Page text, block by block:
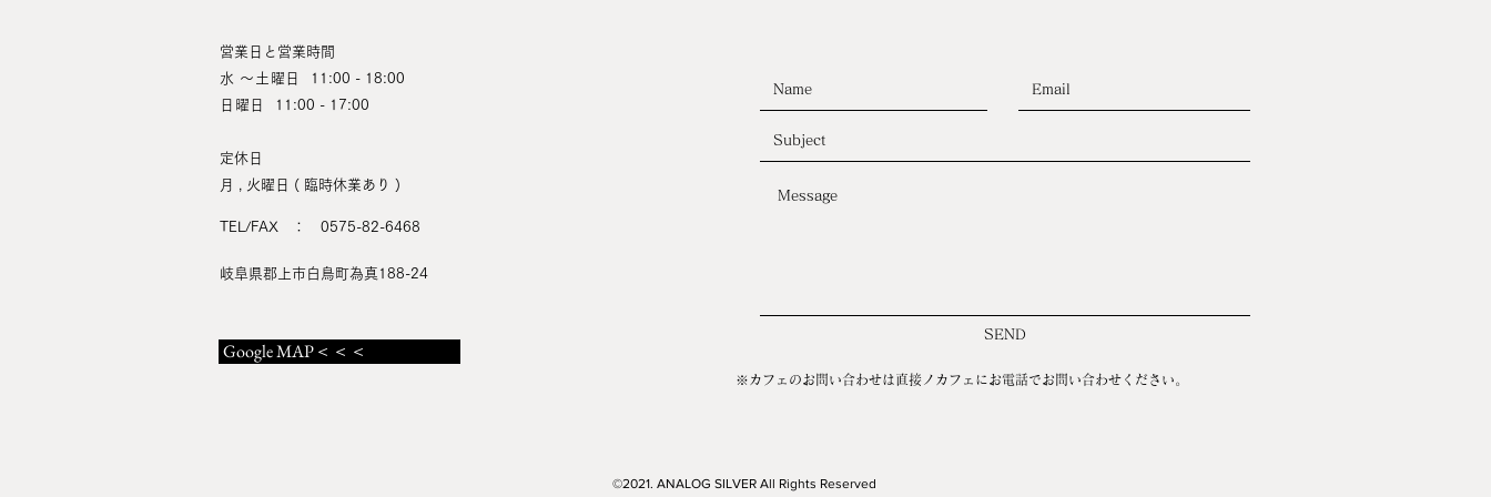
営業日と営業時間
水 ～土曜日
11:00 - 18:00
日曜日
11:00 - 17:00
定休日
月 , 火曜日 ( 臨時休業あり )
TEL/FAX ： 0575-82-6468
岐阜県郡上市白鳥町為真188-24
Google MAP＜＜＜
※カフェのお問い合わせは直接ノカフェにお電話でお問い合わせください。
SEND
©2021. ANALOG SILVER All Rights Reserved